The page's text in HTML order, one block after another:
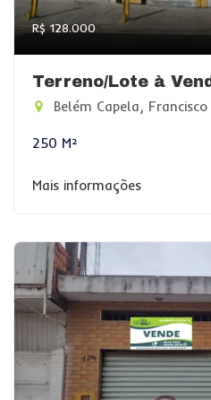
R$ 128.000
Terreno/Lote à
Belém Capela,
250 M²
Mais informações